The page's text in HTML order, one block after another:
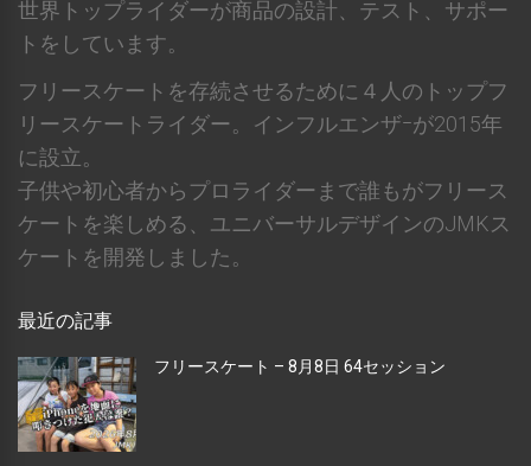
世界トップライダーが商品の設計、テスト、サポー
トをしています。
フリースケートを存続させるために４人のトップフ
リースケートライダー。インフルエンザｰが2015年
に設立。
子供や初心者からプロライダーまで誰もがフリース
ケートを楽しめる、ユニバーサルデザインのJMKス
ケートを開発しました。
最近の記事
フリースケート – 8月8日 64セッション